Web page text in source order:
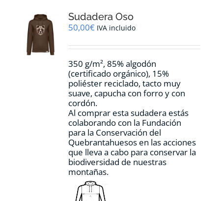
Sudadera Oso
50,00€ IVA incluido
350 g/m², 85% algodón
(certificado orgánico), 15%
poliéster reciclado, tacto muy
suave, capucha con forro y con
cordón.
Al comprar esta sudadera estás
colaborando con la Fundación
para la Conservación del
Quebrantahuesos en las acciones
que lleva a cabo para conservar la
biodiversidad de nuestras
montañas.